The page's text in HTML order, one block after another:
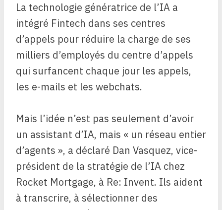
La technologie génératrice de l’IA a
intégré Fintech dans ses centres
d’appels pour réduire la charge de ses
milliers d’employés du centre d’appels
qui surfancent chaque jour les appels,
les e-mails et les webchats.
Mais l’idée n’est pas seulement d’avoir
un assistant d’IA, mais « un réseau entier
d’agents », a déclaré Dan Vasquez, vice-
président de la stratégie de l’IA chez
Rocket Mortgage, à Re: Invent. Ils aident
à transcrire, à sélectionner des